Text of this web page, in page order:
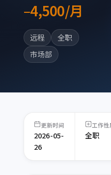
–4,500/月
远程
全职
市场部
更新时间
2026-05-
26
工作性
全职